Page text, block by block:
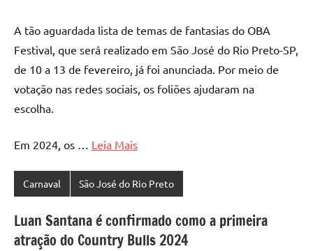
A tão aguardada lista de temas de fantasias do OBA
Festival, que será realizado em São José do Rio Preto-SP,
de 10 a 13 de fevereiro, já foi anunciada. Por meio de
votação nas redes sociais, os foliões ajudaram na
escolha.
Em 2024, os … Leia Mais
Carnaval São José do Rio Preto
Luan Santana é confirmado como a primeira
atração do Country Bulls 2024